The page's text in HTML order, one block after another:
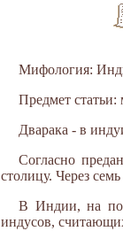
Мифология:
Предмет статьи:
Дварака - в
Согласно
столицу. Через
В Индии, на
индусов,